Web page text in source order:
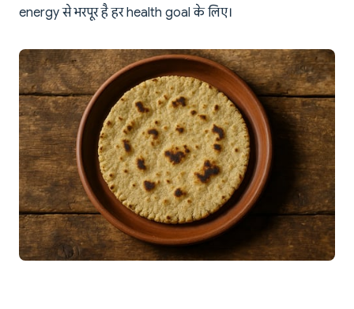
energy से भरपूर है हर health goal के लिए।